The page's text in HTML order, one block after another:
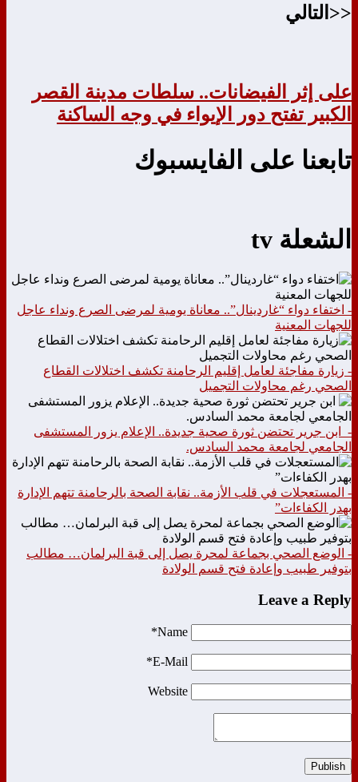
<<التالي
على إثر الفيضانات.. سلطات مدينة القصر
الكبير تفتح دور الإيواء في وجه الساكنة
تابعنا على الفايسبوك
الشعلة tv
- اختفاء دواء “غاردينال”.. معاناة يومية لمرضى الصرع ونداء عاجل
للجهات المعنية
- زيارة مفاجئة لعامل إقليم الرحامنة تكشف اختلالات القطاع
الصحي رغم محاولات التجميل
- ابن جرير تحتضن ثورة صحية جديدة.. الإعلام يزور المستشفى
الجامعي لجامعة محمد السادس.
- المستعجلات في قلب الأزمة.. نقابة الصحة بالرحامنة تتهم الإدارة
بهدر الكفاءات”
- الوضع الصحي بجماعة لمحرة يصل إلى قبة البرلمان… مطالب
بتوفير طبيب وإعادة فتح قسم الولادة
Leave a Reply
Name*
E-Mail*
Website
Publish